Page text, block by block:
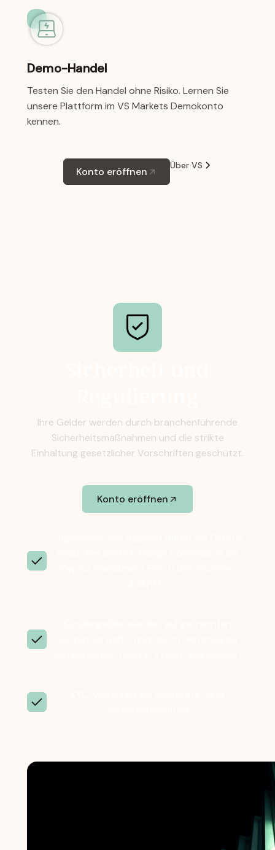
Demo-Handel
Testen Sie den Handel ohne Risiko. Lernen Sie
unsere Plattform im VS Markets Demokonto
kennen.
Konto eröffnen Über VS
Ihre Gelder werden durch branchenführende
Sicherheitsmaßnahmen und die strikte
Einhaltung gesetzlicher Vorschriften geschützt.
Konto eröffnen